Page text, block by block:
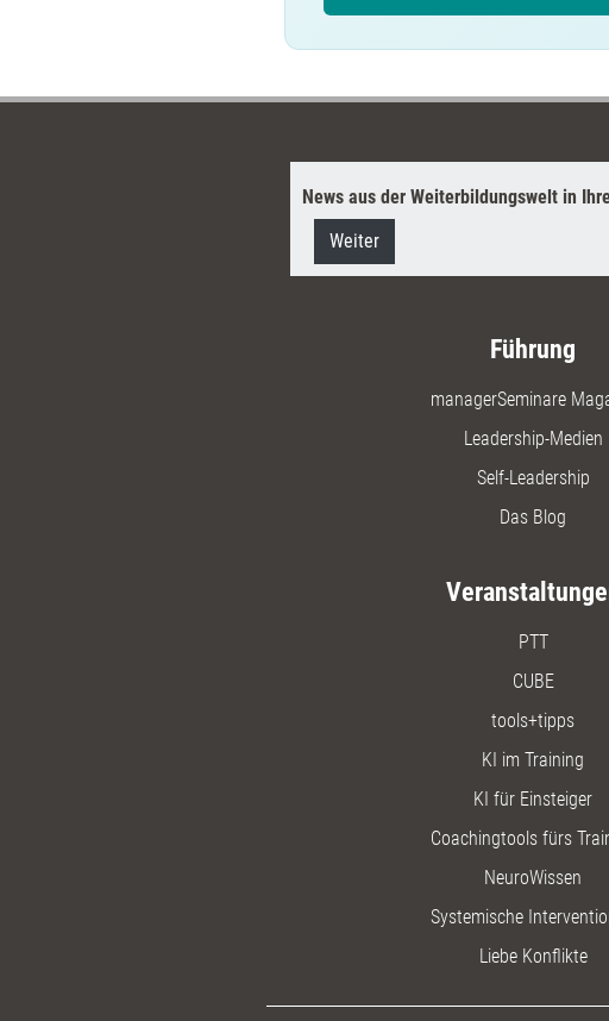
News aus der Weiterbildungswelt in
Weiter
Führung
managerSeminare
Leadership-Medien
Self-Leadership
Das Blog
PTT
CUBE
tools+tipps
KI im Training
KI für Einsteiger
Coachingtools fürs
NeuroWissen
Systemische
Liebe Konflikte